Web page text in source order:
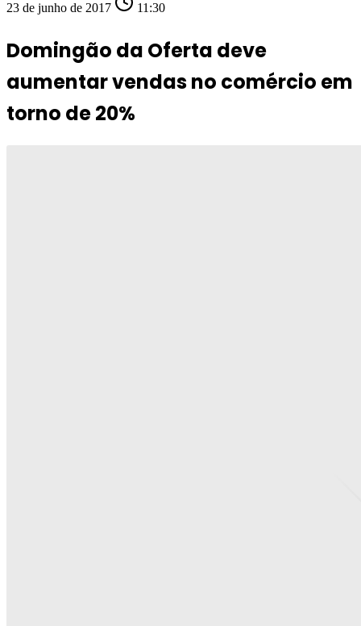
23 de junho de 2017 11:30
Domingão da Oferta deve
aumentar vendas no comércio em
torno de 20%